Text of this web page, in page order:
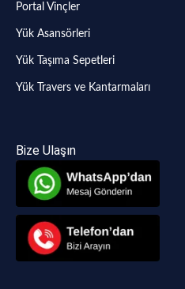
Portal Vinçler
Yük Asansörleri
Yük Taşıma Sepetleri
Yük Travers ve Kantarmaları
Bize Ulaşın